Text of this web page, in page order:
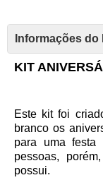
Informações
KIT
Este kit foi
branco os
para uma festa
pessoas,
possui.